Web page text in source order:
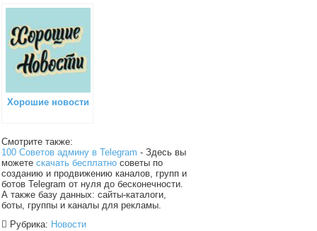
Хорошие новости
Смотрите также:
100 Советов админу в Telegram - Здесь вы
можетескачать бесплатно советы по
созданию и продвижению каналов, групп и
ботов Telegram от нуля до бесконечности.
А также базу данных: сайты-каталоги,
боты, группы и каналы для рекламы.
Рубрика: Новости